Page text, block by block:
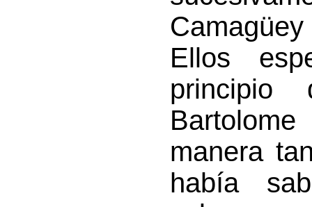
Ellos
manera
había